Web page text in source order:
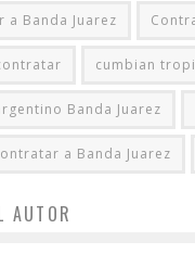
a Banda Juarez
cumbian
Banda Juarez
a Banda Juarez
AUTOR